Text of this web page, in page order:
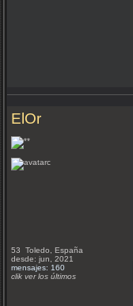
ElOr
53 Toledo, España
desde: jun, 2021
mensajes: 160
clik ver los últimos